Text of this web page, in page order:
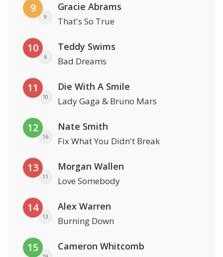
9
9
Gracie Abrams
That's So True
10
6
Teddy Swims
Bad Dreams
11
10
Die With A Smile
Lady Gaga & Bruno Mars
12
16
Nate Smith
Fix What You Didn't Break
13
11
Morgan Wallen
Love Somebody
14
13
Alex Warren
Burning Down
15 Cameron Whitcomb